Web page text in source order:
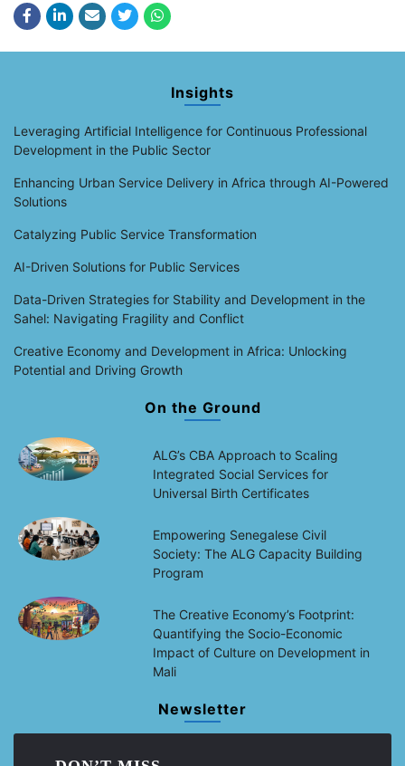
Insights
Leveraging Artificial Intelligence for Continuous Professional
Development in the Public Sector
Enhancing Urban Service Delivery in Africa through AI-Powered
Solutions
Catalyzing Public Service Transformation
AI-Driven Solutions for Public Services
Data-Driven Strategies for Stability and Development in the
Sahel: Navigating Fragility and Conflict
Creative Economy and Development in Africa: Unlocking
Potential and Driving Growth
On the Ground
ALG’s CBA Approach to Scaling
Integrated Social Services for
Universal Birth Certificates
Empowering Senegalese Civil
Society: The ALG Capacity Building
Program
The Creative Economy’s Footprint:
Quantifying the Socio-Economic
Impact of Culture on Development in
Mali
Newsletter